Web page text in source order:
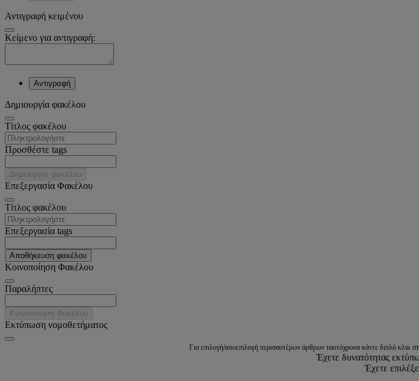
Αντιγραφή κειμένου
Κείμενο για αντιγραφή:
Αντιγραφή
Δημιουργία φακέλου
Tίτλος φακέλου
Προσθέστε tags
Δημιουργία φακέλου
Επεξεργασία Φακέλου
Tίτλος φακέλου
Επεξεργασία tags
Αποθήκευση φακέλου
Κοινοποίηση Φακέλου
Παραλήπτες
Κοινοποίηση Φακέλου
Εκτύπωση νομοθετήματος
Για επιλογή/αποεπιλογή περισσοτέρων άρθρων ταυτόχρονα κάντε διπλό
Έχετε δυνατότητας
Έχετε